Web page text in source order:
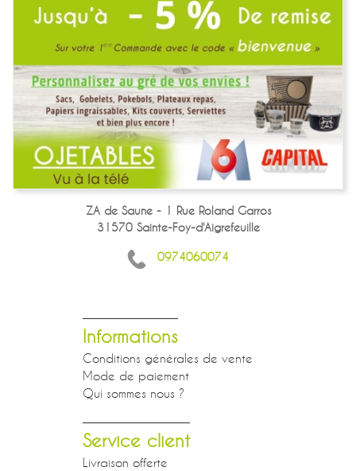
ZA de Saune - 1 Rue Roland Garros
31570 Sainte-Foy-d'Aigrefeuille
0974060074
Informations
Conditions générales de vente
Mode de paiement
Qui sommes nous ?
Service client
Livraison offerte